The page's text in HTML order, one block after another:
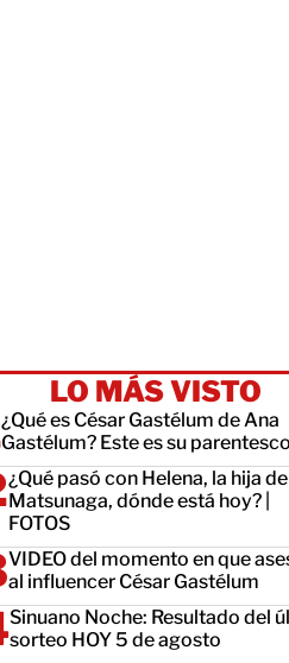
LO MÁS VISTO
¿Qué es César Gastélum de Ana
Gastélum? Este es su parentesco
¿Qué pasó con Helena, la hija
Matsunaga, dónde está hoy? |
FOTOS
VIDEO del momento en que
al influencer César Gastélum
Sinuano Noche: Resultado del
sorteo HOY 5 de agosto